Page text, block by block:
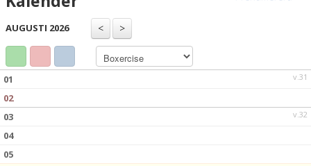
BILDGALLERI
DOKUMENT
KONTAKT
AUGUSTI 2026
v.31
01
02
v.32
03
04
05